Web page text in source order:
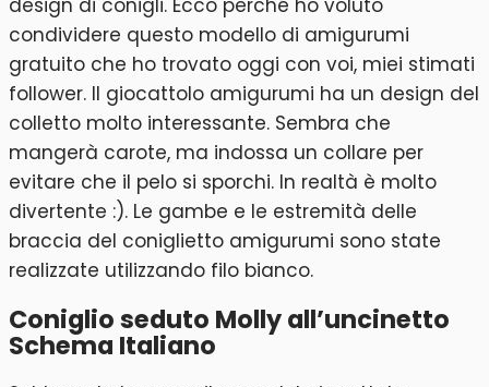
design di conigli. Ecco perché ho voluto
condividere questo modello di amigurumi
gratuito che ho trovato oggi con voi, miei stimati
follower. Il giocattolo amigurumi ha un design del
colletto molto interessante. Sembra che
mangerà carote, ma indossa un collare per
evitare che il pelo si sporchi. In realtà è molto
divertente :). Le gambe e le estremità delle
braccia del coniglietto amigurumi sono state
realizzate utilizzando filo bianco.
Coniglio seduto Molly all’uncinetto
Schema Italiano